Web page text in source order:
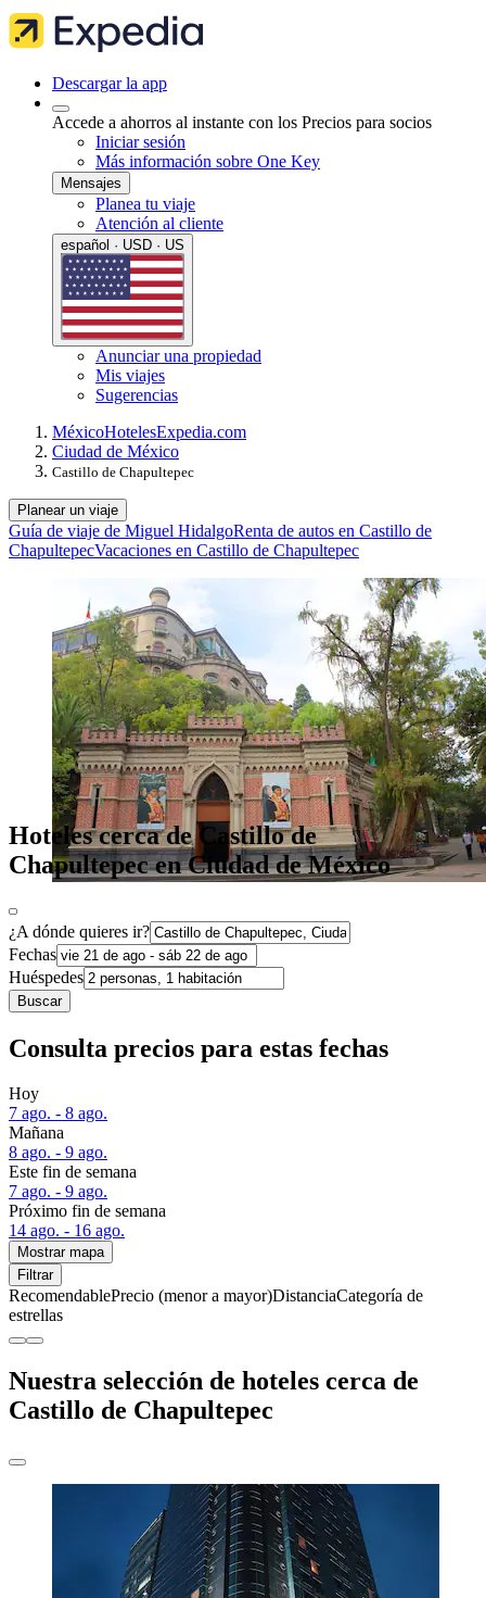
Descargar la app
Accede a ahorros al instante con los Precios para socios
Iniciar sesión
Más información sobre One Key
Mensajes
Planea tu viaje
Atención al cliente
español · USD · US
Anunciar una propiedad
Mis viajes
Sugerencias
MéxicoHotelesExpedia.com
Ciudad de México
Castillo de Chapultepec
Planear un viaje
Guía de viaje de Miguel HidalgoRenta de autos en Castillo de
ChapultepecVacaciones en Castillo de Chapultepec
Hoteles cerca de Castillo de
Chapultepec en Ciudad de México
¿A dónde quieres ir?
Fechas
Huéspedes
Buscar
Consulta precios para estas fechas
Hoy
7 ago. - 8 ago.
Mañana
8 ago. - 9 ago.
Este fin de semana
7 ago. - 9 ago.
Próximo fin de semana
14 ago. - 16 ago.
Mostrar mapa
Filtrar
RecomendablePrecio (menor a mayor)DistanciaCategoría de
estrellas
Nuestra selección de hoteles cerca de
Castillo de Chapultepec